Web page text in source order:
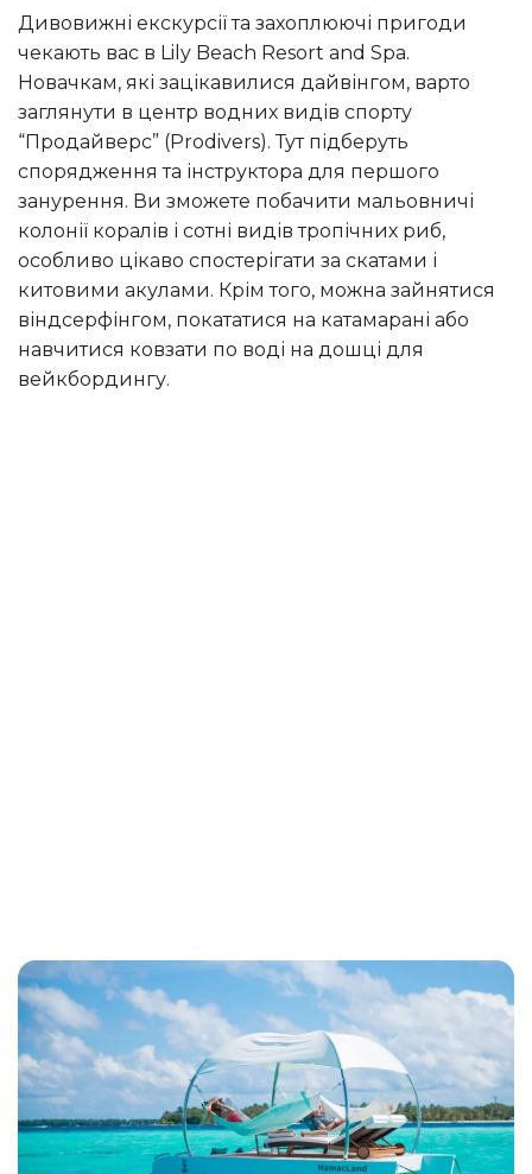
Дивовижні екскурсії та захоплюючі пригоди
чекають вас в Lily Beach Resort and Spa.
Новачкам, які зацікавилися дайвінгом, варто
заглянути в центр водних видів спорту
“Продайверс” (Prodivers). Тут підберуть
спорядження та інструктора для першого
занурення. Ви зможете побачити мальовничі
колонії коралів і сотні видів тропічних риб,
особливо цікаво спостерігати за скатами і
китовими акулами. Крім того, можна зайнятися
віндсерфінгом, покататися на катамарані або
навчитися ковзати по воді на дошці для
вейкбордингу.